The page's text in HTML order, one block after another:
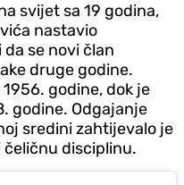
svijet sa 19 godina,
nastavio
se novi član
druge godine.
godine, dok je
godine. Odgajanje
sredini zahtijevalo je
disciplinu.